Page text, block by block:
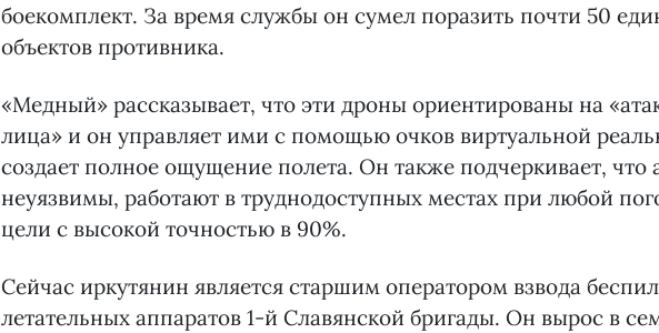
боекомплект. За время службы он сумел поразить почти 50
объектов противника.
«Медный» рассказывает, что эти дроны ориентированы на
лица» и он управляет ими с помощью очков виртуальной
создает полное ощущение полета. Он также подчеркивает, что
неуязвимы, работают в труднодоступных местах при любой
цели с высокой точностью в 90%.
Сейчас иркутянин является старшим оператором взвода
летательных аппаратов 1-й Славянской бригады. Он вырос в